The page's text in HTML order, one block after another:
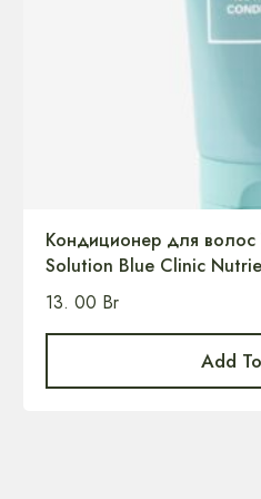
Кондиционер для волос
Solution Blue Clinic
13. 00 Br
Add